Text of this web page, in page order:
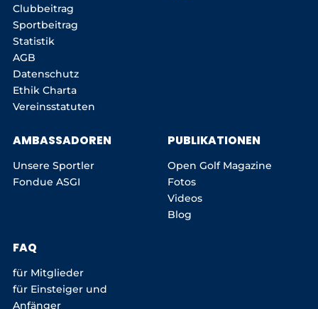
Clubbeitrag
Sportbeitrag
Statistik
AGB
Datenschutz
Ethik Charta
Vereinsstatuten
AMBASSADOREN
Unsere Sportler
Fondue ASGI
PUBLIKATIONEN
Open Golf Magazine
Fotos
Videos
Blog
FAQ
für Mitglieder
für Einsteiger und
Anfänger